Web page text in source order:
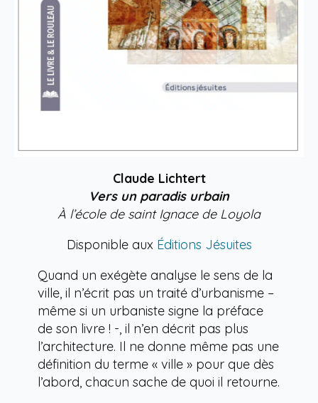
Claude Lichtert
Vers un paradis urbain
À l’école de saint Ignace de Loyola
Disponible aux Éditions Jésuites
Quand un exégète analyse le sens de la
ville, il n’écrit pas un traité d’urbanisme –
même si un urbaniste signe la préface
de son livre ! -, il n’en décrit pas plus
l’architecture. Il ne donne même pas une
définition du terme « ville » pour que dès
l’abord, chacun sache de quoi il retourne.